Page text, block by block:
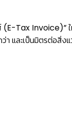
Tax Invoice)”
า และเป็นมิตรต่อสิ่ง